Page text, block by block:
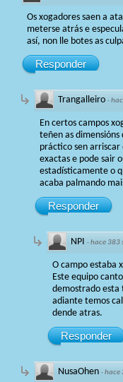
Os xogadores saen a
meterse atrás e
así, non lle botes as
Responder
Trangalleiro ·
En certos campos
teñen as dimensións
práctico sen
exactas e pode sair
estadísticamente o
acaba palmando
Responder
NPI ·hace 383
O campo estaba
Este equipo
demostrado esta
adiante temos
dende atras.
Responder
NusaOhen ·hace